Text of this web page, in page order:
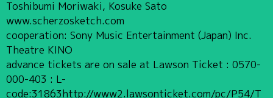
Toshibumi Moriwaki, Kosuke Sato
www.scherzosketch.com
cooperation: Sony Music Entertainment (Japan) Inc.
Theatre KINO
advance tickets are on sale at Lawson Ticket : 0570-
000-403 : L-
code:31863http://www2.lawsonticket.com/pc/P54/T